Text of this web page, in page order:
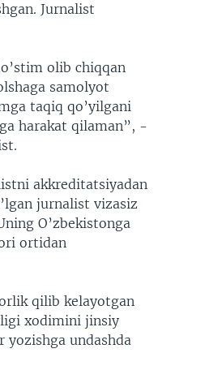
Jurnalist
olib chiqqan
samolyot
taqiq qo’yilgani
harakat qilaman”, -
akkreditatsiyadan
jurnalist vizasiz
O’zbekistonga
ortidan
qilib kelayotgan
xodimini jinsiy
yozishga undashda